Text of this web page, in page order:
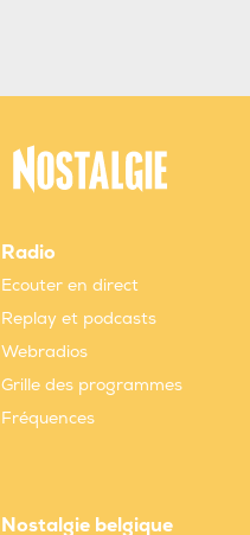
Radio
Ecouter en direct
Replay et podcasts
Webradios
Grille des programmes
Fréquences
Nostalgie belgique